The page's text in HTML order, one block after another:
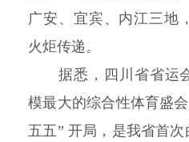
广安、宜宾、内江三地
火炬传递。
据悉，四川省省运
模最大的综合性体育盛
五五” 开局，是我省首